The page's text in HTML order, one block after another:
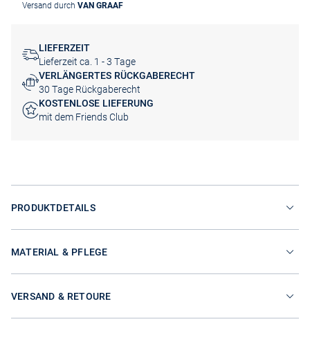
Versand durch VAN GRAAF
LIEFERZEIT
Lieferzeit ca. 1 - 3 Tage
VERLÄNGERTES RÜCKGABERECHT
30 Tage Rückgaberecht
KOSTENLOSE LIEFERUNG
mit dem Friends Club
PRODUKTDETAILS
MATERIAL & PFLEGE
VERSAND & RETOURE